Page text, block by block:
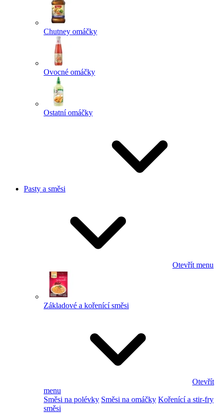
Chutney omáčky
Ovocné omáčky
Ostatní omáčky
Pasty a směsi
Otevřít menu
Základové a kořenící směsi
Otevřít
menu
Směsi na polévky Směsi na omáčky Kořenící a stir-fry
směsi